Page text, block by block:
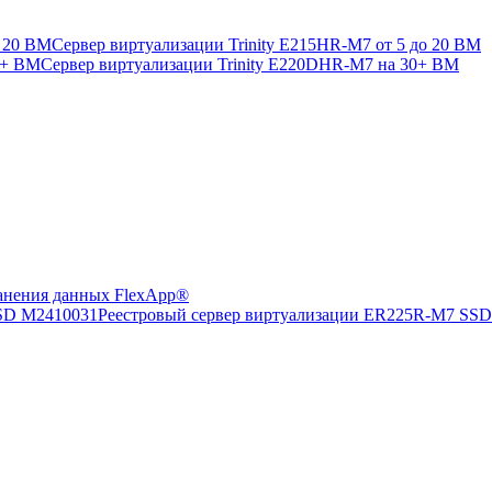
Сервер виртуализации Trinity E215HR-M7 от 5 до 20 ВМ
Сервер виртуализации Trinity E220DHR-M7 на 30+ ВМ
данных FlexApp®
Реестровый сервер виртуализации ER225R-M7